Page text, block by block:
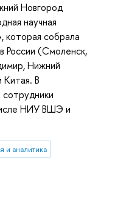
Новгород
научная
которая собрала
России (Смоленск,
Нижний
В
НИУ ВШЭ и
и аналитика